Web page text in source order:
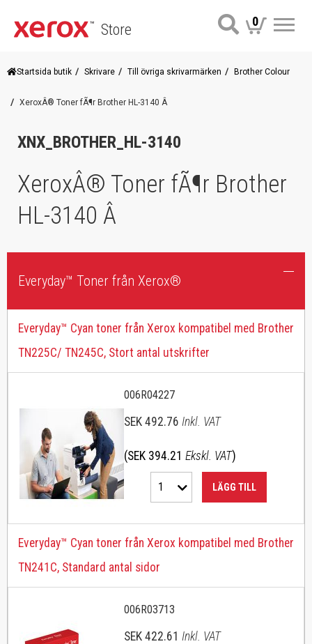
Store 0
Startsida butik Skrivare Till övriga skrivarmärken Brother Colour
XeroxÂ® Toner fÃ¶r Brother HL-3140 Â
XNX_BROTHER_HL-3140
XeroxÂ® Toner fÃ¶r Brother
HL-3140 Â
Everyday™ Toner från Xerox®
Everyday™ Cyan toner från Xerox kompatibel med Brother
TN225C/ TN245C, Stort antal utskrifter
006R04227
SEK 492.76 Inkl. VAT
(SEK 394.21 Ekskl. VAT)
1 LÄGG TILL
Everyday™ Cyan toner från Xerox kompatibel med Brother
TN241C, Standard antal sidor
006R03713
SEK 422.61 Inkl. VAT